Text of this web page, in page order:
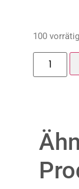
100 vorrätig